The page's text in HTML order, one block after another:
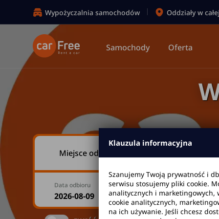
Miejsce odbioru
Data odbioru Godzina
Wypożyczalnia samochodów Oddziały w
Samochody Oferta
Klauzula informacyjna
Szanujemy Twoją prywatność i
serwisu stosujemy pliki cookie.
analitycznych i marketingowych,
cookie analitycznych,
na ich używanie. Jeśli chcesz